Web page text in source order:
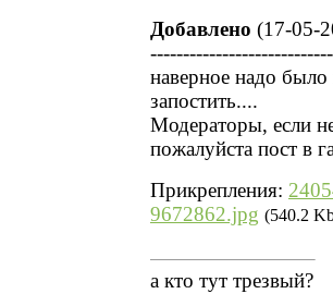
Добавлено (17-05-
наверное надо
запостить....
Модераторы, если
пожалуйста пост в
Прикрепления:
9672862.jpg (540.2
а кто тут трезвый?